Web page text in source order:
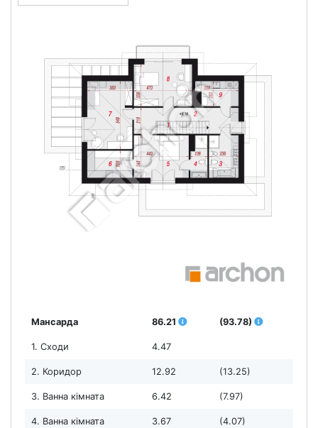
Мансарда 86.21 (93.78)
1. Сходи 4.47
2. Коридор 12.92 (13.25)
3. Ванна кімната 6.42 (7.97)
4. Ванна кімната 3.67 (4.07)